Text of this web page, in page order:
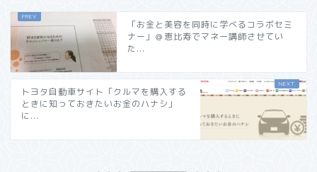
「お金と美容を同時に学べるコラボセミ
ナー」＠恵比寿でマネー講師させてい
た...
トヨタ自動車サイト「クルマを購入する
ときに知っておきたいお金のハナシ」
に...